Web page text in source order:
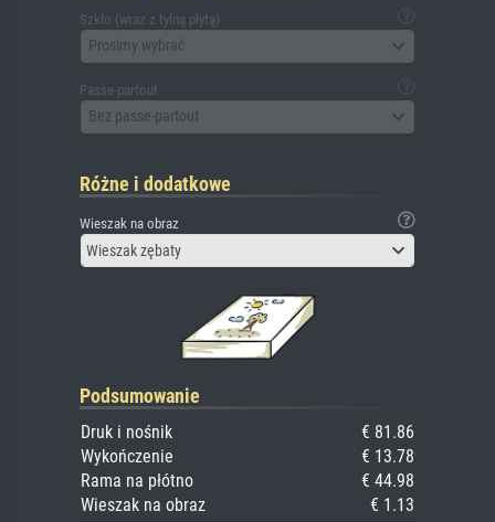
Szkło (wraz z tylną płytą)
Prosimy wybrać
Passe-partout
Bez passe-partout
Różne i dodatkowe
Wieszak na obraz
Wieszak zębaty
Podsumowanie
Druk i nośnik
€ 81.86
Wykończenie
€ 13.78
Rama na płótno
€ 44.98
Wieszak na obraz
€ 1.13